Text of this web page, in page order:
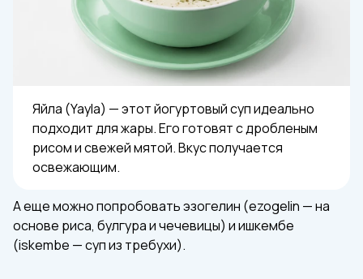
Яйла (Yayla) — этот йогуртовый суп идеально
подходит для жары. Его готовят с дробленым
рисом и свежей мятой. Вкус получается
освежающим.
А еще можно попробовать эзогелин (ezogelin — на
основе риса, булгура и чечевицы) и ишкембе
(iskembe — суп из требухи).